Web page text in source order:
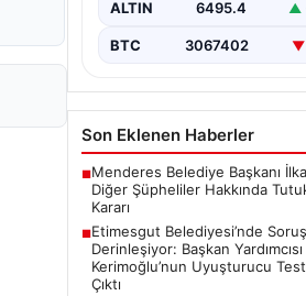
Ankara Batı Cumhuriyet
soruşturma kapsamında
ALTIN 6495.4 ▲
BTC 3067402 ▼
Son Eklenen Haberler
■Menderes Belediye Başkanı
Diğer Şüpheliler Hakkında
Kararı
■Etimesgut Belediyesi’nde
Derinleşiyor: Başkan
Kerimoğlu’nun Uyuşturucu
Çıktı